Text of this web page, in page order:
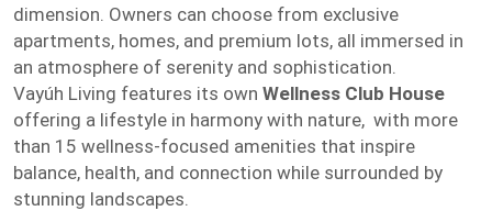
dimension. Owners can choose from exclusive
apartments, homes, and premium lots, all immersed in
an atmosphere of serenity and sophistication.
Vayúh Living features its own Wellness Club House
offering a lifestyle in harmony with nature, with more
than 15 wellness-focused amenities that inspire
balance, health, and connection while surrounded by
stunning landscapes.